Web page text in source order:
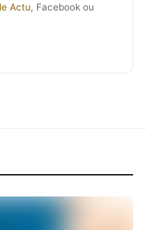
Actu, Facebook ou